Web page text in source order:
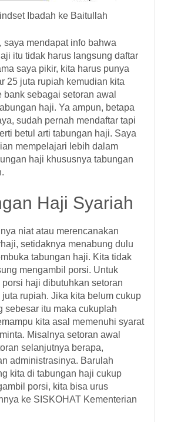
Ibadah ke Baitullah
saya mendapat info bahwa
itu tidak harus langsung daftar
saya pikir, kita harus punya
25 juta rupiah kemudian kita
bank sebagai setoran awal
haji. Ya ampun, betapa
sudah pernah mendaftar tapi
betul arti tabungan haji. Saya
mempelajari lebih dalam
haji khususnya tabungan
Haji Syariah
niat atau merencanakan
setidaknya menabung dulu
tabungan haji. Kita tidak
mengambil porsi. Untuk
haji dibutuhkan setoran
rupiah. Jika kita belum cukup
sebesar itu maka cukuplah
kita asal memenuhi syarat
Misalnya setoran awal
selanjutnya berapa,
administrasinya. Barulah
kita di tabungan haji cukup
porsi, kita bisa urus
ke SISKOHAT Kementerian